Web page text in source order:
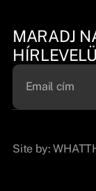
MARADJ
Site by: